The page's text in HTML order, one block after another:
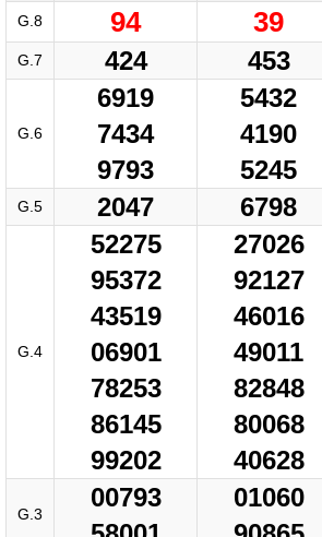
G.8 94 39
G.7 424 453
G.6
6919
7434
9793
5432
4190
5245
G.5 2047 6798
G.4
52275
95372
43519
06901
78253
86145
99202
27026
92127
46016
49011
82848
80068
40628
G.3
00793
01060